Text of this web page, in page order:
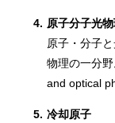
4. 原子分子光
原子・分子
物理の一分
and optical
5. 冷却原子